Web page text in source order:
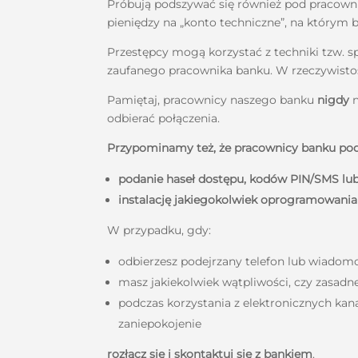
Próbują podszywać się również pod
pieniędzy na „konto techniczne”, na którym
Przestępcy mogą korzystać z techniki tzw.
zaufanego pracownika banku. W
Pamiętaj, pracownicy naszego banku nigdy
odbierać połączenia.
Przypominamy też, że pracownicy banku
podanie haseł dostępu, kodów PIN/SMS
instalację jakiegokolwiek
W przypadku, gdy:
odbierzesz podejrzany telefon lub
masz jakiekolwiek wątpliwości, czy
podczas korzystania z elektronicznych
zaniepokojenie
rozłącz się i skontaktuj się z bankiem.